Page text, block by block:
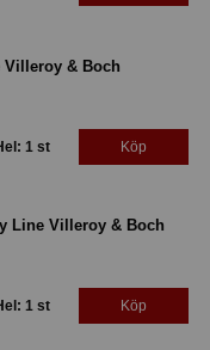
Villeroy & Boch
1 st Köp
Line Villeroy & Boch
1 st Köp